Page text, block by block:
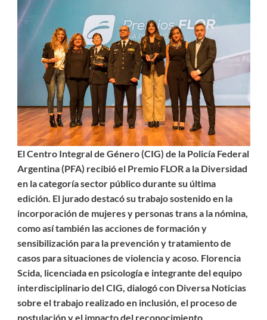
El Centro Integral de Género (CIG) de la Policía Federal
Argentina (PFA) recibió el Premio FLOR a la Diversidad
en la categoría sector público durante su última
edición. El jurado destacó su trabajo sostenido en la
incorporación de mujeres y personas trans a la nómina,
como así también las acciones de formación y
sensibilización para la prevención y tratamiento de
casos para situaciones de violencia y acoso. Florencia
Scida, licenciada en psicología e integrante del equipo
interdisciplinario del CIG, dialogó con Diversa Noticias
sobre el trabajo realizado en inclusión, el proceso de
postulación y el impacto del reconocimiento.